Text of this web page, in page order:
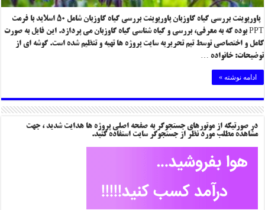
پاورپوینت بررسی گیاه گاوزبان پاورپوینت بررسی گیاه گاوزبان شامل ۵۰ اسلاید با فرمت
PPT بوده که به معرفی، بررسی و گیاه شناسی گیاه گاوزبان می پردازد. این فایل به صورت
کامل و اختصاصی توسط تیم تحریریه سایت پروژه ها تهیه و تنظیم شده است. گوشه ای از
توضیحات: خانواده …
ادامه نوشته »
در صورتیکه از موتورهای جستجوگر به صفحه اصلی پروژه ها هدایت شدید ، جهت
مشاهده مطلب مورد نظر از جستجوگر سایت استفاده کنید.